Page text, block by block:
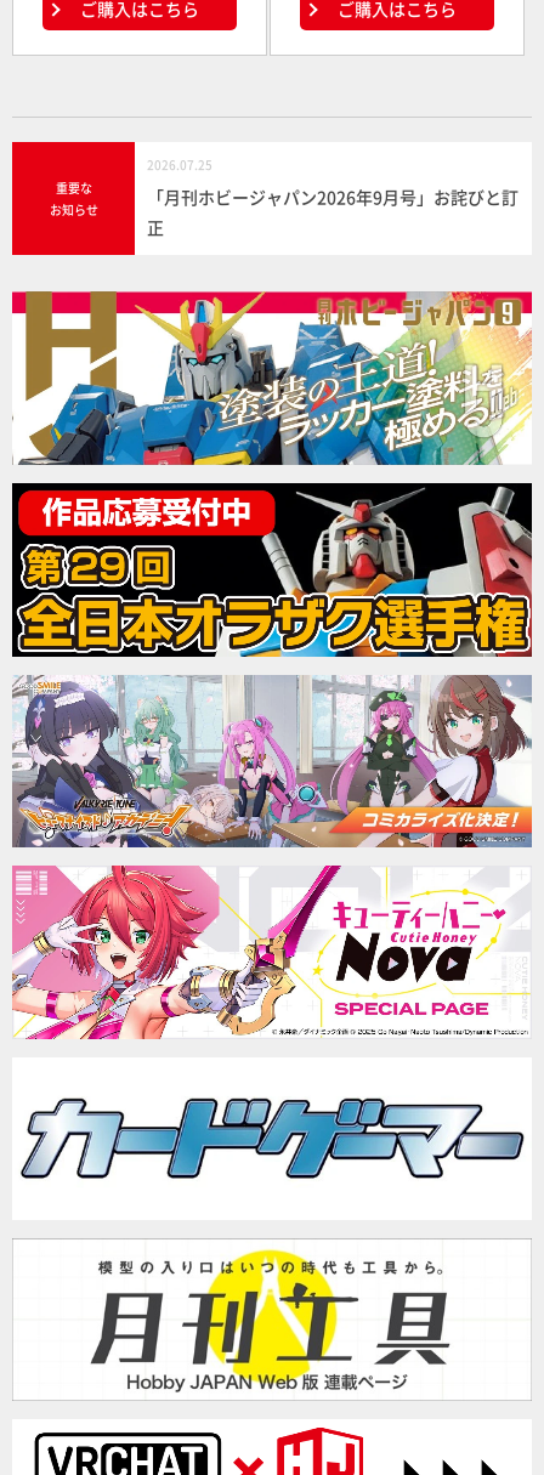
ご購入はこちら ご購入はこちら
重要な
お知らせ
2026.07.25
「月刊ホビージャパン2026年9月号」お詫びと訂
正